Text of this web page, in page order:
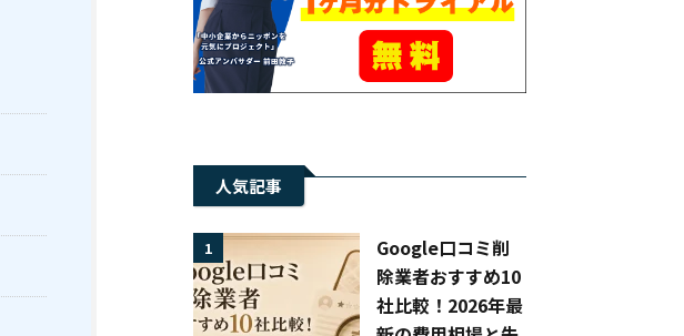
人気記事
1
Google口コミ削
除業者おすすめ10
社比較！2026年最